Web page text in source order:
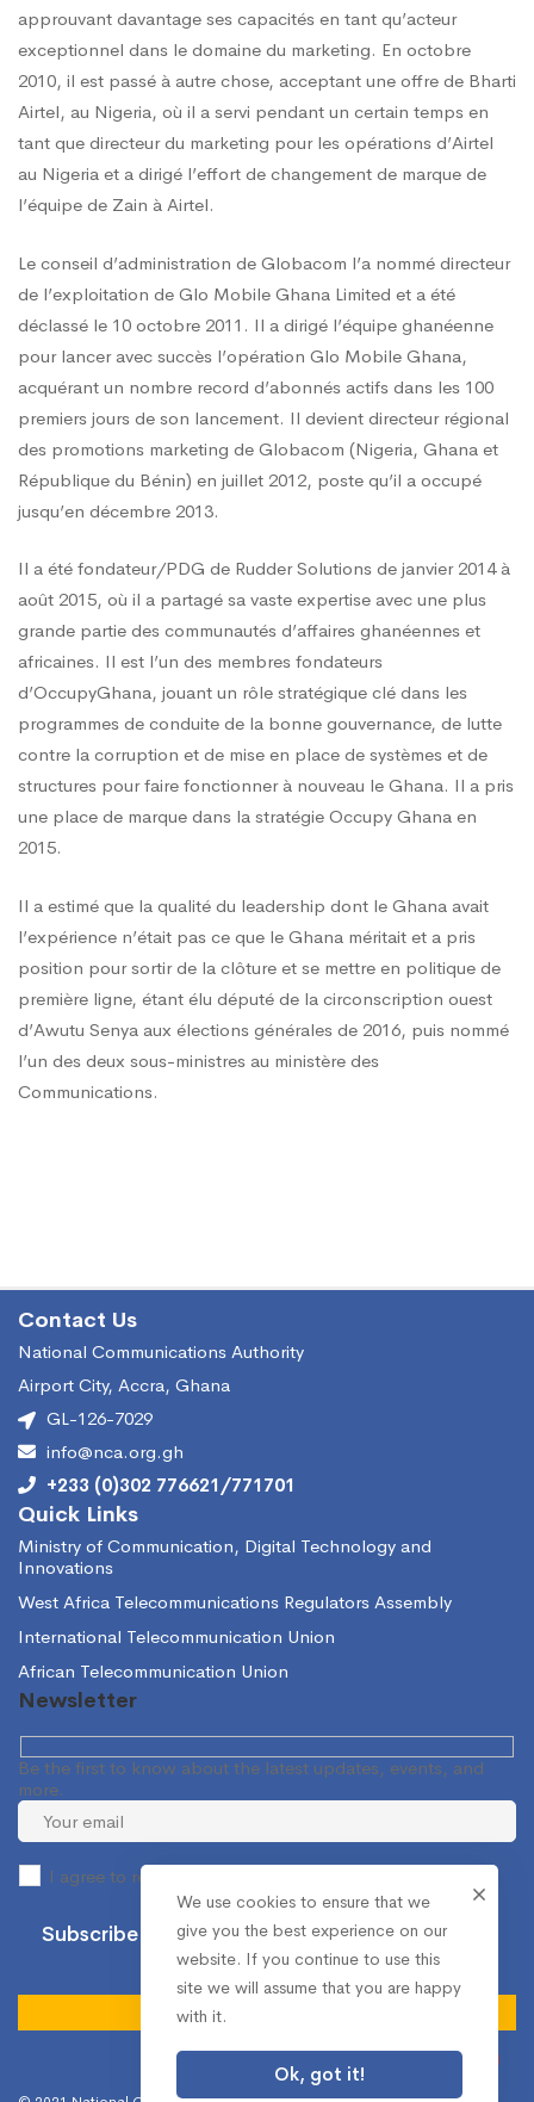
approuvant davantage ses capacités en tant qu’acteur
exceptionnel dans le domaine du marketing. En octobre
2010, il est passé à autre chose, acceptant une offre de Bharti
Airtel, au Nigeria, où il a servi pendant un certain temps en
tant que directeur du marketing pour les opérations d’Airtel
au Nigeria et a dirigé l’effort de changement de marque de
l’équipe de Zain à Airtel.
Le conseil d’administration de Globacom l’a nommé directeur
de l’exploitation de Glo Mobile Ghana Limited et a été
déclassé le 10 octobre 2011. Il a dirigé l’équipe ghanéenne
pour lancer avec succès l’opération Glo Mobile Ghana,
acquérant un nombre record d’abonnés actifs dans les 100
premiers jours de son lancement. Il devient directeur régional
des promotions marketing de Globacom (Nigeria, Ghana et
République du Bénin) en juillet 2012, poste qu’il a occupé
jusqu’en décembre 2013.
Il a été fondateur/PDG de Rudder Solutions de janvier 2014 à
août 2015, où il a partagé sa vaste expertise avec une plus
grande partie des communautés d’affaires ghanéennes et
africaines. Il est l’un des membres fondateurs
d’OccupyGhana, jouant un rôle stratégique clé dans les
programmes de conduite de la bonne gouvernance, de lutte
contre la corruption et de mise en place de systèmes et de
structures pour faire fonctionner à nouveau le Ghana. Il a pris
une place de marque dans la stratégie Occupy Ghana en
2015.
Il a estimé que la qualité du leadership dont le Ghana avait
l’expérience n’était pas ce que le Ghana méritait et a pris
position pour sortir de la clôture et se mettre en politique de
première ligne, étant élu député de la circonscription ouest
d’Awutu Senya aux élections générales de 2016, puis nommé
l’un des deux sous-ministres au ministère des
Communications.
Contact Us
National Communications Authority
Airport City, Accra, Ghana
GL-126-7029
info@nca.org.gh
+233 (0)302 776621/771701
Quick Links
Ministry of Communication, Digital Technology and
Innovations
West Africa Telecommunications Regulators Assembly
International Telecommunication Union
African Telecommunication Union
Newsletter
Be the first to know about the latest updates, events, and
more.
I agree to receive occasional information from the NCA.
We use cookies to ensure that we
give you the best experience on our
website. If you continue to use this
site we will assume that you are happy
with it.
Ok, got it!